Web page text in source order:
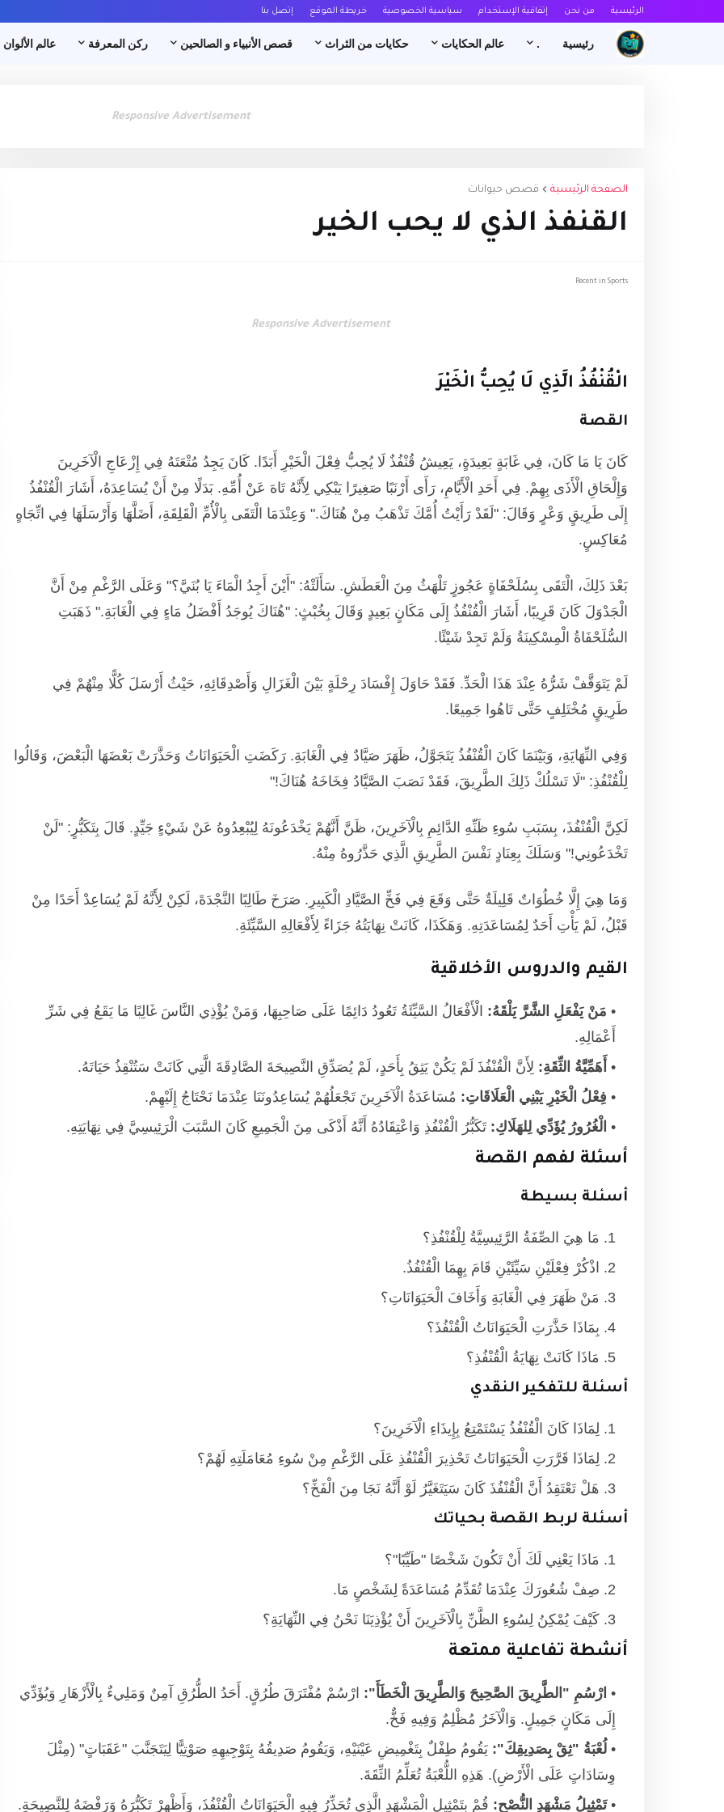
الرئيسية من نحن إتفاقية الإستخدام سياسية الخصوصية خريطة الموقع إتصل بنا
رئيسية . عالم الحكايات حكايات من الثراث قصص الأنبياء و الصالحين ركن المعرفة عالم الألوان
Responsive Advertisement
الصفحة الرئيسية قصص حيوانات
القنفذ الذي لا يحب الخير
Recent in Sports
Responsive Advertisement
الْقُنْفُذُ الَّذِي لَا يُحِبُّ الْخَيْرَ
القصة
كَانَ يَا مَا كَانَ، فِي غَابَةٍ بَعِيدَةٍ، يَعِيشُ قُنْفُذٌ لَا يُحِبُّ فِعْلَ الْخَيْرِ أَبَدًا. كَانَ يَجِدُ مُتْعَتَهُ فِي إِزْعَاجِ الْآخَرِينَ
وَإِلْحَاقِ الْأَذَى بِهِمْ. فِي أَحَدِ الْأَيَّامِ، رَأَى أَرْنَبًا صَغِيرًا يَبْكِي لِأَنَّهُ تَاهَ عَنْ أُمِّهِ. بَدَلًا مِنْ أَنْ يُسَاعِدَهُ، أَشَارَ الْقُنْفُذُ
إِلَى طَرِيقٍ وَعْرٍ وَقَالَ: "لَقَدْ رَأَيْتُ أُمَّكَ تَذْهَبُ مِنْ هُنَاكَ." وَعِنْدَمَا الْتَقَى بِالْأُمِّ الْقَلِقَةِ، أَضَلَّهَا وَأَرْسَلَهَا فِي اتِّجَاهٍ
مُعَاكِسٍ.
بَعْدَ ذَلِكَ، الْتَقَى بِسُلَحْفَاةٍ عَجُوزٍ تَلْهَثُ مِنَ الْعَطَشِ. سَأَلَتْهُ: "أَيْنَ أَجِدُ الْمَاءَ يَا بُنَيَّ؟" وَعَلَى الرَّغْمِ مِنْ أَنَّ
الْجَدْوَلَ كَانَ قَرِيبًا، أَشَارَ الْقُنْفُذُ إِلَى مَكَانٍ بَعِيدٍ وَقَالَ بِخُبْثٍ: "هُنَاكَ يُوجَدُ أَفْضَلُ مَاءٍ فِي الْغَابَةِ." ذَهَبَتِ
السُّلَحْفَاةُ الْمِسْكِينَةُ وَلَمْ تَجِدْ شَيْئًا.
لَمْ يَتَوَقَّفْ شَرُّهُ عِنْدَ هَذَا الْحَدِّ. فَقَدْ حَاوَلَ إِفْسَادَ رِحْلَةٍ بَيْنَ الْغَزَالِ وَأَصْدِقَائِهِ، حَيْثُ أَرْسَلَ كُلًّا مِنْهُمْ فِي
طَرِيقٍ مُخْتَلِفٍ حَتَّى تَاهُوا جَمِيعًا.
وَفِي النِّهَايَةِ، وَبَيْنَمَا كَانَ الْقُنْفُذُ يَتَجَوَّلُ، ظَهَرَ صَيَّادٌ فِي الْغَابَةِ. رَكَضَتِ الْحَيَوَانَاتُ وَحَذَّرَتْ بَعْضَهَا الْبَعْضَ، وَقَالُوا
لِلْقُنْفُذِ: "لَا تَسْلُكْ ذَلِكَ الطَّرِيقَ، فَقَدْ نَصَبَ الصَّيَّادُ فِخَاخَهُ هُنَاكَ!"
لَكِنَّ الْقُنْفُذَ، بِسَبَبِ سُوءِ ظَنِّهِ الدَّائِمِ بِالْآخَرِينَ، ظَنَّ أَنَّهُمْ يَخْدَعُونَهُ لِيُبْعِدُوهُ عَنْ شَيْءٍ جَيِّدٍ. قَالَ بِتَكَبُّرٍ: "لَنْ
تَخْدَعُونِي!" وَسَلَكَ بِعِنَادٍ نَفْسَ الطَّرِيقِ الَّذِي حَذَّرُوهُ مِنْهُ.
وَمَا هِيَ إِلَّا خُطُوَاتٌ قَلِيلَةٌ حَتَّى وَقَعَ فِي فَخِّ الصَّيَّادِ الْكَبِيرِ. صَرَخَ طَالِبًا النَّجْدَةَ، لَكِنْ لِأَنَّهُ لَمْ يُسَاعِدْ أَحَدًا مِنْ
قَبْلُ، لَمْ يَأْتِ أَحَدٌ لِمُسَاعَدَتِهِ. وَهَكَذَا، كَانَتْ نِهَايَتُهُ جَزَاءً لِأَفْعَالِهِ السَّيِّئَةِ.
القيم والدروس الأخلاقية
مَنْ يَفْعَلِ الشَّرَّ يَلْقَهُ: الْأَفْعَالُ السَّيِّئَةُ تَعُودُ دَائِمًا عَلَى صَاحِبِهَا، وَمَنْ يُؤْذِي النَّاسَ غَالِبًا مَا يَقَعُ فِي شَرِّ
أَعْمَالِهِ.
أَهَمِّيَّةُ الثِّقَةِ: لِأَنَّ الْقُنْفُذَ لَمْ يَكُنْ يَثِقُ بِأَحَدٍ، لَمْ يُصَدِّقِ النَّصِيحَةَ الصَّادِقَةَ الَّتِي كَانَتْ سَتُنْقِذُ حَيَاتَهُ.
فِعْلُ الْخَيْرِ يَبْنِي الْعَلَاقَاتِ: مُسَاعَدَةُ الْآخَرِينَ تَجْعَلُهُمْ يُسَاعِدُونَنَا عِنْدَمَا نَحْتَاجُ إِلَيْهِمْ.
الْغُرُورُ يُؤَدِّي لِلهَلَاكِ: تَكَبُّرُ الْقُنْفُذِ وَاعْتِقَادُهُ أَنَّهُ أَذْكَى مِنَ الْجَمِيعِ كَانَ السَّبَبَ الْرَئِيسِيَّ فِي نِهَايَتِهِ.
أسئلة لفهم القصة
أسئلة بسيطة
مَا هِيَ الصِّفَةُ الرَّئِيسِيَّةُ لِلْقُنْفُذِ؟
اذْكُرْ فِعْلَيْنِ سَيِّئَيْنِ قَامَ بِهِمَا الْقُنْفُذُ.
مَنْ ظَهَرَ فِي الْغَابَةِ وَأَخَافَ الْحَيَوَانَاتِ؟
بِمَاذَا حَذَّرَتِ الْحَيَوَانَاتُ الْقُنْفُذَ؟
مَاذَا كَانَتْ نِهَايَةُ الْقُنْفُذِ؟
أسئلة للتفكير النقدي
لِمَاذَا كَانَ الْقُنْفُذُ يَسْتَمْتِعُ بِإِيذَاءِ الْآخَرِينَ؟
لِمَاذَا قَرَّرَتِ الْحَيَوَانَاتُ تَحْذِيرَ الْقُنْفُذِ عَلَى الرَّغْمِ مِنْ سُوءِ مُعَامَلَتِهِ لَهُمْ؟
هَلْ تَعْتَقِدُ أَنَّ الْقُنْفُذَ كَانَ سَيَتَغَيَّرُ لَوْ أَنَّهُ نَجَا مِنَ الْفَخِّ؟
أسئلة لربط القصة بحياتك
مَاذَا يَعْنِي لَكَ أَنْ تَكُونَ شَخْصًا "طَيِّبًا"؟
صِفْ شُعُورَكَ عِنْدَمَا تُقَدِّمُ مُسَاعَدَةً لِشَخْصٍ مَا.
كَيْفَ يُمْكِنُ لِسُوءِ الظَّنِّ بِالْآخَرِينَ أَنْ يُؤْذِيَنَا نَحْنُ فِي النِّهَايَةِ؟
أنشطة تفاعلية ممتعة
ارْسُمِ "الطَّرِيقَ الصَّحِيحَ وَالطَّرِيقَ الْخَطَأَ": ارْسُمْ مُفْتَرَقَ طُرُقٍ. أَحَدُ الطُّرُقِ آمِنٌ وَمَلِيءٌ بِالْأَزْهَارِ وَيُؤَدِّي
إِلَى مَكَانٍ جَمِيلٍ. وَالْآخَرُ مُظْلِمٌ وَفِيهِ فَخٌّ.
لُعْبَةُ "ثِقْ بِصَدِيقِكَ": يَقُومُ طِفْلٌ بِتَغْمِيضِ عَيْنَيْهِ، وَيَقُومُ صَدِيقُهُ بِتَوْجِيهِهِ صَوْتِيًّا لِيَتَجَنَّبَ "عَقَبَاتٍ" (مِثْلَ
وِسَادَاتٍ عَلَى الْأَرْضِ). هَذِهِ اللُّعْبَةُ تُعَلِّمُ الثِّقَةَ.
تَمْثِيلُ مَشْهَدِ النُّصْحِ: قُمْ بِتَمْثِيلِ الْمَشْهَدِ الَّذِي تُحَذِّرُ فِيهِ الْحَيَوَانَاتُ الْقُنْفُذَ، وَأَظْهِرْ تَكَبُّرَهُ وَرَفْضَهُ لِلنَّصِيحَةِ.